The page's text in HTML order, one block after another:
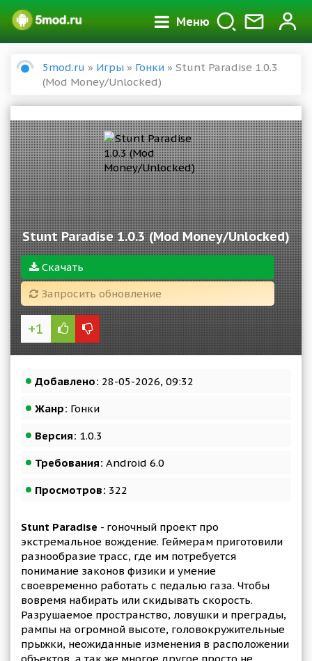
Меню
5mod.ru » Игры » Гонки » Stunt Paradise 1.0.3
(Mod Money/Unlocked)
Stunt Paradise 1.0.3 (Mod Money/Unlocked)
Скачать
Запросить обновление
+1
Добавлено: 28-05-2026, 09:32
Жанр: Гонки
Версия: 1.0.3
Требования: Android 6.0
Просмотров: 322
Stunt Paradise - гоночный проект про
экстремальное вождение. Геймерам приготовили
разнообразие трасс, где им потребуется
понимание законов физики и умение
своевременно работать с педалью газа. Чтобы
вовремя набирать или скидывать скорость.
Разрушаемое пространство, ловушки и преграды,
рампы на огромной высоте, головокружительные
прыжки, неожиданные изменения в расположении